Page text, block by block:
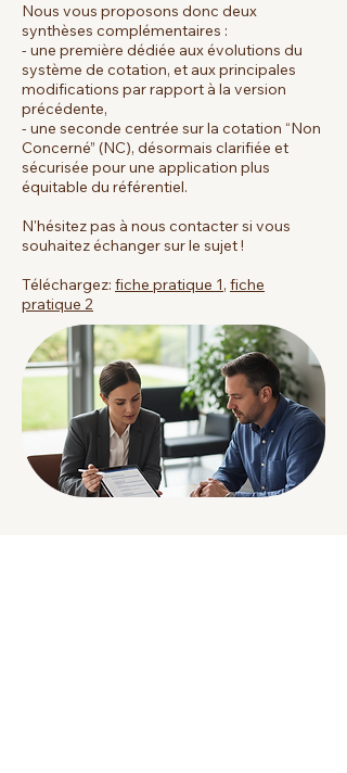
Nous vous proposons donc deux
synthèses complémentaires :
- une première dédiée aux évolutions du
système de cotation, et aux principales
modifications par rapport à la version
précédente,
- une seconde centrée sur la cotation “Non
Concerné” (NC), désormais clarifiée et
sécurisée pour une application plus
équitable du référentiel.
N'hésitez pas à nous contacter si vous
souhaitez échanger sur le sujet !
Téléchargez: fiche pratique 1, fiche
pratique 2